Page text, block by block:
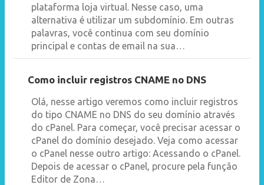
plataforma loja virtual. Nesse caso, uma
alternativa é utilizar um subdomínio. Em outras
palavras, você continua com seu domínio
principal e contas de email na sua…
Como incluir registros CNAME no DNS
Olá, nesse artigo veremos como incluir registros
do tipo CNAME no DNS do seu domínio através
do cPanel. Para começar, você precisar acessar o
cPanel do domínio desejado. Veja como acessar
o cPanel nesse outro artigo: Acessando o cPanel.
Depois de acessar o cPanel, procure pela função
Editor de Zona…